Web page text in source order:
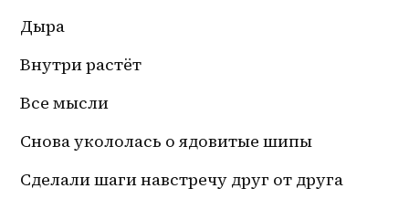
Дыра
Внутри растёт
Все мысли
Снова укололась о ядовитые шипы
Сделали шаги навстречу друг от друга